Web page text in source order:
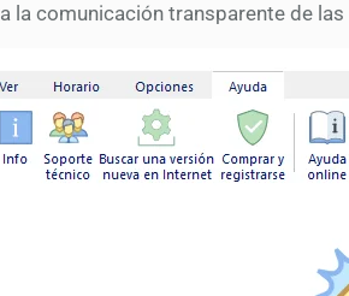
la comunicación transparente de